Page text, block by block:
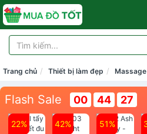
Trang chủ Thiết bị làm đẹp
Flash Sale 00 44 27
22% 42% 51%